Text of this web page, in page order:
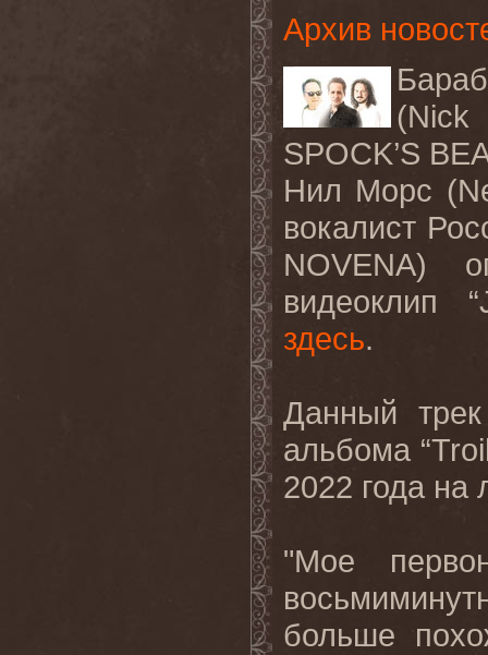
Архив
SPOCK’S
Нил Морс
вокалист
NOVENA)
видеоклип
здесь.
Данный
трек
альбома
2022 года на
"Мое
больше